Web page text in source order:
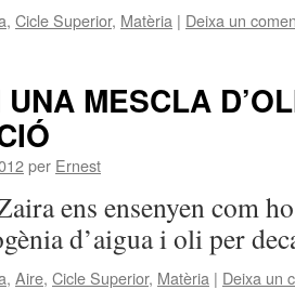
, Cicle Superior, Matèria | Deixa un
MESCLA
per Ernest
ens ensenyen com
d’aigua i oli per
, Aire, Cicle Superior, Matèria | Deixa un